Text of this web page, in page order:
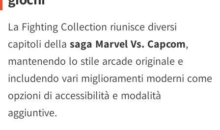
La Fighting Collection riunisce diversi
capitoli della saga Marvel Vs. Capcom,
mantenendo lo stile arcade originale e
includendo vari miglioramenti moderni come
opzioni di accessibilità e modalità
aggiuntive.